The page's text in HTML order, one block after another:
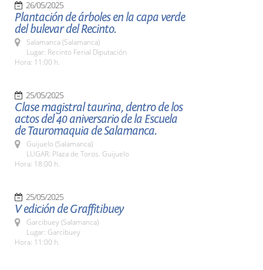
26/05/2025
Plantación de árboles en la capa verde
del bulevar del Recinto.
Salamanca (Salamanca)
Lugar: Recinto Ferial Diputación
Hora: 11:00 h.
25/05/2025
Clase magistral taurina, dentro de los
actos del 40 aniversario de la Escuela
de Tauromaquia de Salamanca.
Guijuelo (Salamanca)
LUGAR: Plaza de Toros. Guijuelo
Hora: 18:00 h.
25/05/2025
V edición de Graffitibuey
Garcibuey (Salamanca)
Lugar: Garcibuey
Hora: 11:00 h.